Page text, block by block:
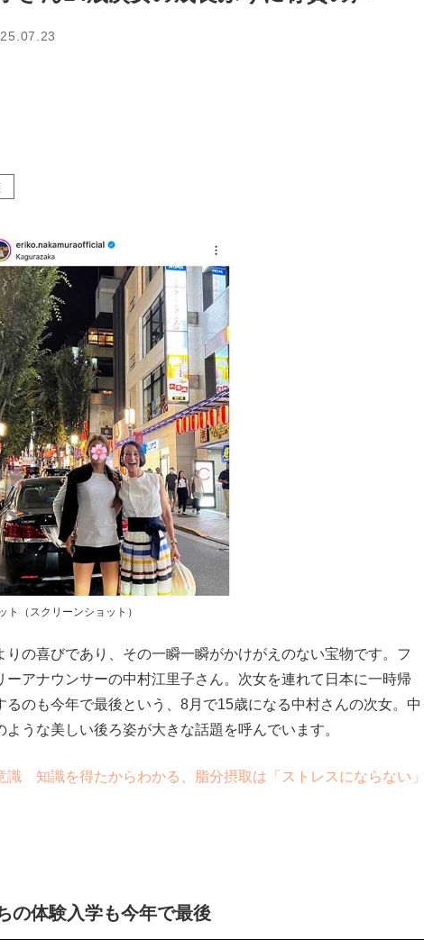
ト（スクリーンショット）
の喜びであり、その一瞬一瞬がかけがえのない宝物です。フ
アナウンサーの中村江里子さん。次女を連れて日本に一時帰
のも今年で最後という、8月で15歳になる中村さんの次女。中
うな美しい後ろ姿が大きな話題を呼んでいます。
識 知識を得たからわかる、脂分摂取は「ストレスにならない」
の体験入学も今年で最後